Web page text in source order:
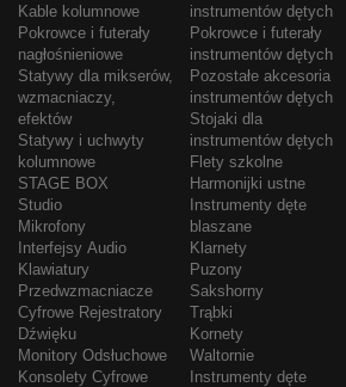
Kable kolumnowe
Pokrowce i futerały
nagłośnieniowe
Statywy dla mikserów,
wzmacniaczy,
efektów
Statywy i uchwyty
kolumnowe
STAGE BOX
Studio
Mikrofony
Interfejsy Audio
Klawiatury
Przedwzmacniacze
Cyfrowe Rejestratory
Dźwięku
Monitory Odsłuchowe
Konsolety Cyfrowe
instrumentów dętych
Pokrowce i futerały
instrumentów dętych
Pozostałe akcesoria
instrumentów dętych
Stojaki dla
instrumentów dętych
Flety szkolne
Harmonijki ustne
Instrumenty dęte
blaszane
Klarnety
Puzony
Sakshorny
Trąbki
Kornety
Waltornie
Instrumenty dęte